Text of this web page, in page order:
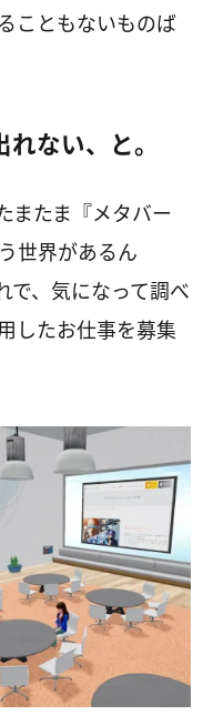
こともないものば
ない、と。
またま『メタバー
世界があるん
で、気になって調べ
したお仕事を募集